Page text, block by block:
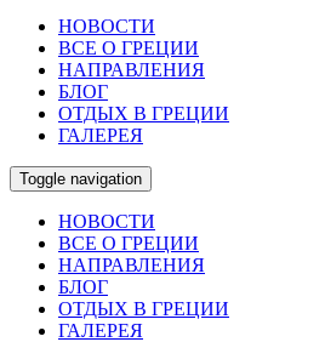
НОВОСТИ
ВСЕ О ГРЕЦИИ
НАПРАВЛЕНИЯ
БЛОГ
ОТДЫХ В ГРЕЦИИ
ГАЛЕРЕЯ
Toggle navigation
НОВОСТИ
ВСЕ О ГРЕЦИИ
НАПРАВЛЕНИЯ
БЛОГ
ОТДЫХ В ГРЕЦИИ
ГАЛЕРЕЯ